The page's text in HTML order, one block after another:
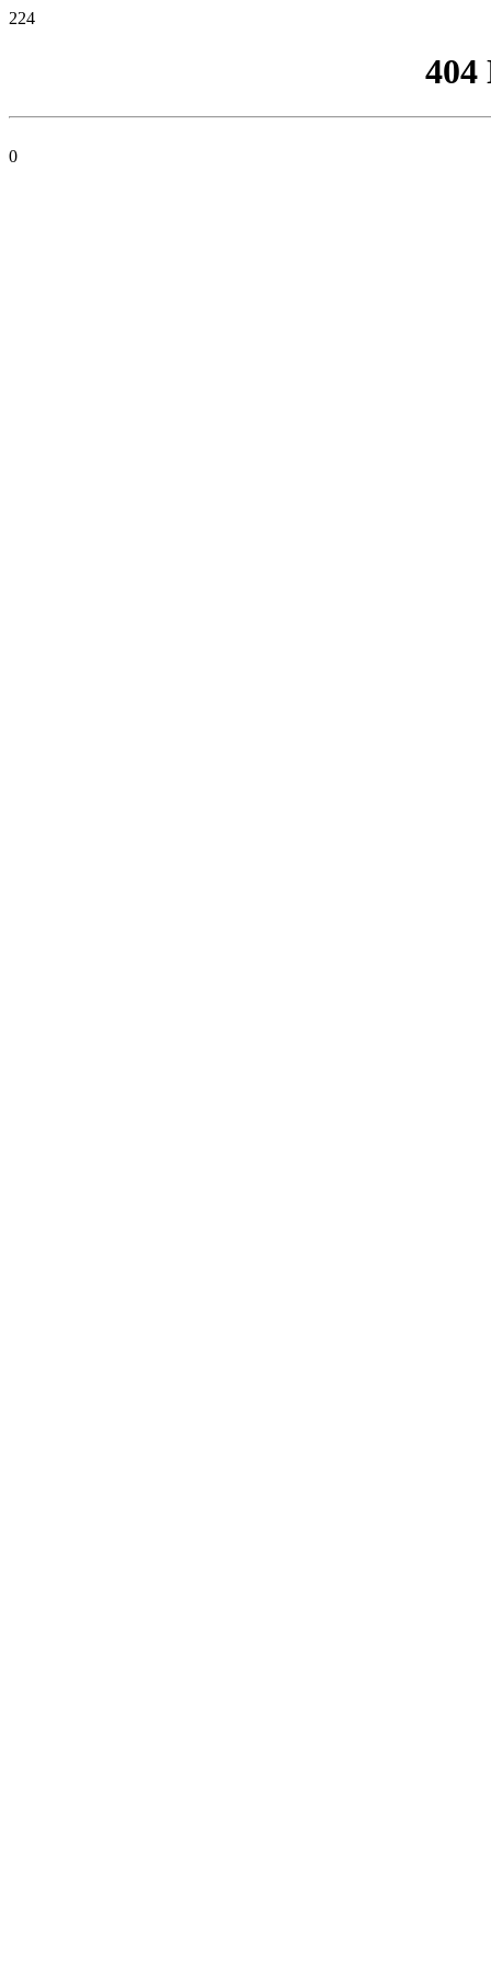
224
404
0